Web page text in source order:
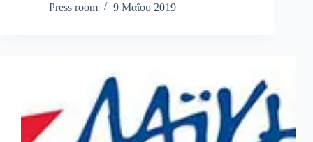
Press room
9 Μαΐου 2019